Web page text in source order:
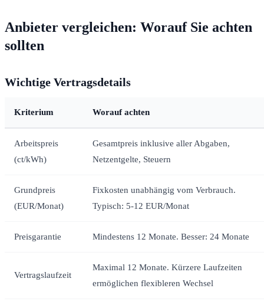
Anbieter vergleichen: Worauf Sie achten
sollten
Wichtige Vertragsdetails
Kriterium Worauf achten
Arbeitspreis
(ct/kWh)
Gesamtpreis inklusive aller Abgaben,
Netzentgelte, Steuern
Grundpreis
(EUR/Monat)
Fixkosten unabhängig vom Verbrauch.
Typisch: 5-12 EUR/Monat
Preisgarantie Mindestens 12 Monate. Besser: 24 Monate
Vertragslaufzeit
Maximal 12 Monate. Kürzere Laufzeiten
ermöglichen flexibleren Wechsel